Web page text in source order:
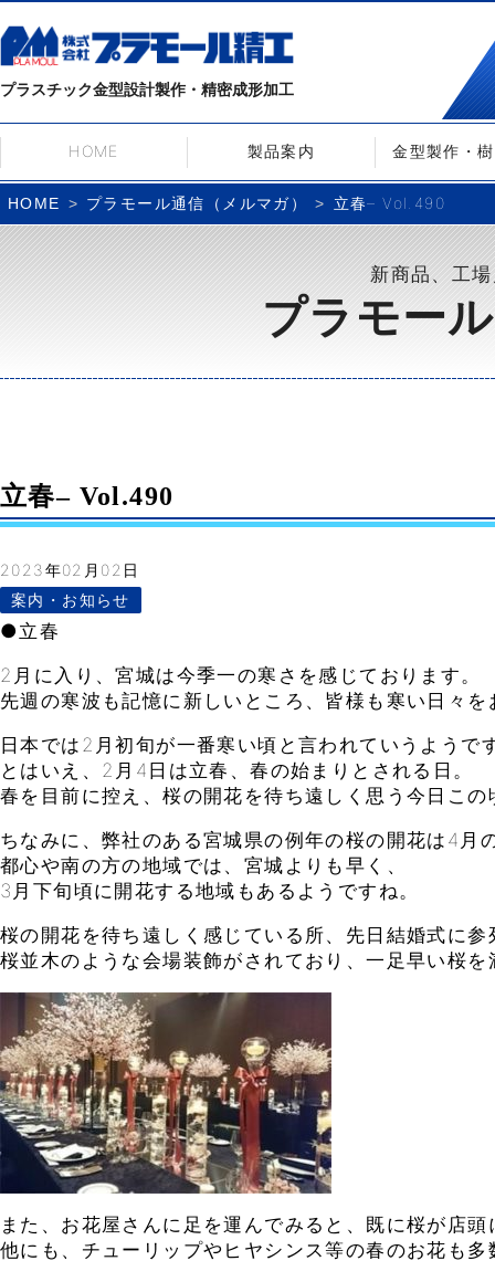
プラスチック金型設計製作・精密成形加工
HOME 製品案内 金型製作・
HOME プラモール通信（メルマガ） 立春– Vol.490
新商品、工
プラモー
立春– Vol.490
2023年02月02日
案内・お知らせ
●立春
2月に入り、宮城は今季一の寒さを感じております。
先週の寒波も記憶に新しいところ、皆様も寒い日々
日本では2月初旬が一番寒い頃と言われていうようで
とはいえ、2月4日は立春、春の始まりとされる日。
春を目前に控え、桜の開花を待ち遠しく思う今日この
ちなみに、弊社のある宮城県の例年の桜の開花は4月
都心や南の方の地域では、宮城よりも早く、
3月下旬頃に開花する地域もあるようですね。
桜の開花を待ち遠しく感じている所、先日結婚式に参
桜並木のような会場装飾がされており、一足早い桜
また、お花屋さんに足を運んでみると、既に桜が店
他にも、チューリップやヒヤシンス等の春のお花も